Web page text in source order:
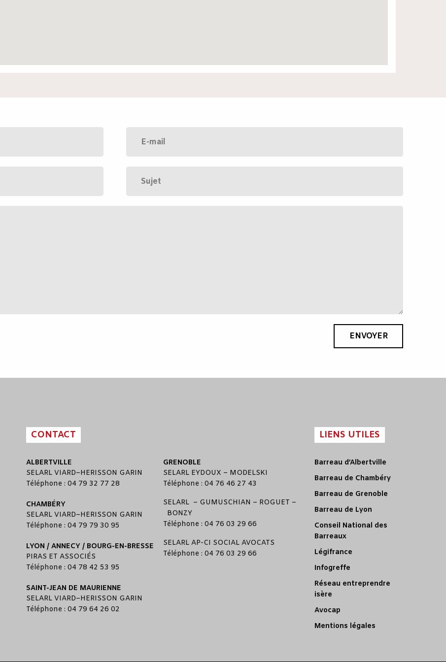
ENVOYER
CONTACT
ALBERTVILLE
SELARL VIARD–HERISSON GARIN
Téléphone : 04 79 32 77 28
CHAMBÉRY
SELARL VIARD–HERISSON GARIN
Téléphone : 04 79 79 30 95
LYON / ANNECY / BOURG-EN-BRESSE
PIRAS ET ASSOCIÉS
Téléphone : 04 78 42 53 95
SAINT-JEAN DE MAURIENNE
SELARL VIARD–HERISSON GARIN
Téléphone : 04 79 64 26 02
GRENOBLE
SELARL EYDOUX – MODELSKI
Téléphone : 04 76 46 27 43
SELARL – GUMUSCHIAN – ROGUET –
BONZY
Téléphone : 04 76 03 29 66
SELARL AP-CI SOCIAL AVOCATS
Téléphone : 04 76 03 29 66
LIENS UTILES
Barreau d’Albertville
Barreau de Chambéry
Barreau de Grenoble
Barreau de Lyon
Conseil National des
Barreaux
Légifrance
Infogreffe
Réseau entreprendre
isère
Avocap
Mentions légales